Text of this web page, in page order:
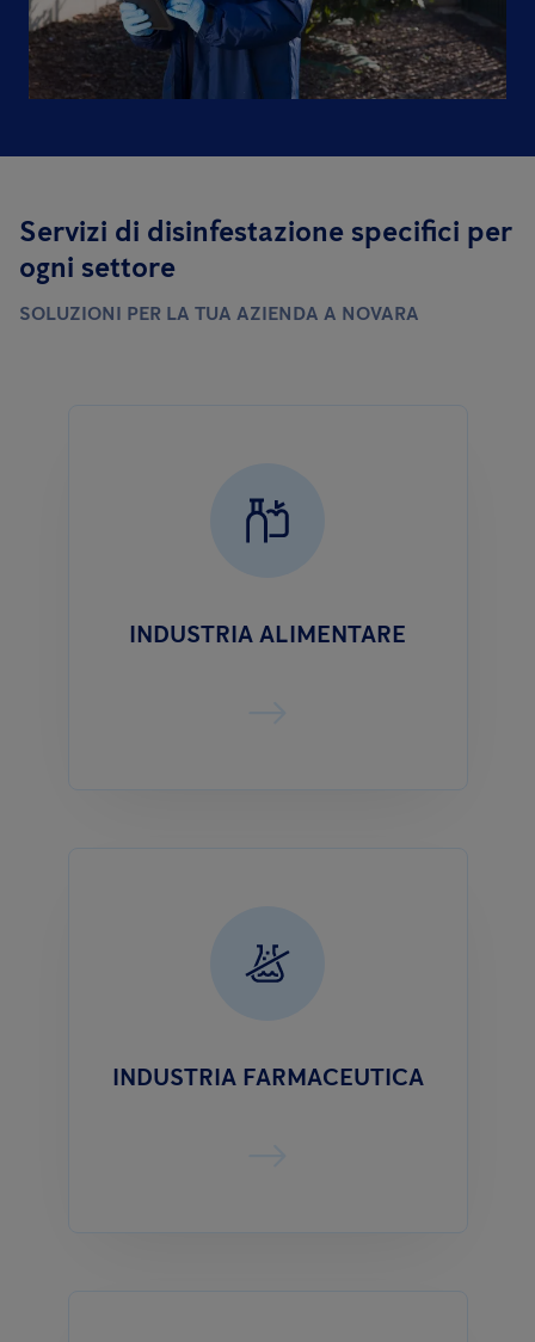
Servizi di disinfestazione specifici per
ogni settore
SOLUZIONI PER LA TUA AZIENDA A NOVARA
INDUSTRIA ALIMENTARE
INDUSTRIA FARMACEUTICA